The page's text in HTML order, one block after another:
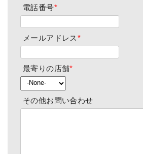
電話番号*
メールアドレス*
最寄りの店舗*
その他お問い合わせ